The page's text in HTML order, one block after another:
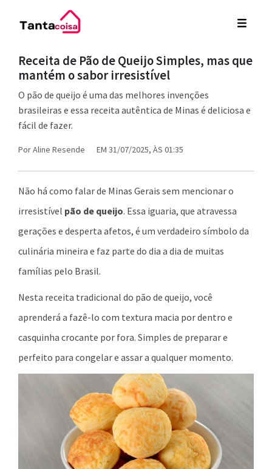
Receita de Pão de Queijo Simples, mas que
mantém o sabor irresistível
O pão de queijo é uma das melhores invenções
brasileiras e essa receita autêntica de Minas é deliciosa e
fácil de fazer.
PorAline Resende EM 31/07/2025, ÀS 01:35
Não há como falar de Minas Gerais sem mencionar o
irresistível pão de queijo. Essa iguaria, que atravessa
gerações e desperta afetos, é um verdadeiro símbolo da
culinária mineira e faz parte do dia a dia de muitas
famílias pelo Brasil.
Nesta receita tradicional do pão de queijo, você
aprenderá a fazê-lo com textura macia por dentro e
casquinha crocante por fora. Simples de preparar e
perfeito para congelar e assar a qualquer momento.